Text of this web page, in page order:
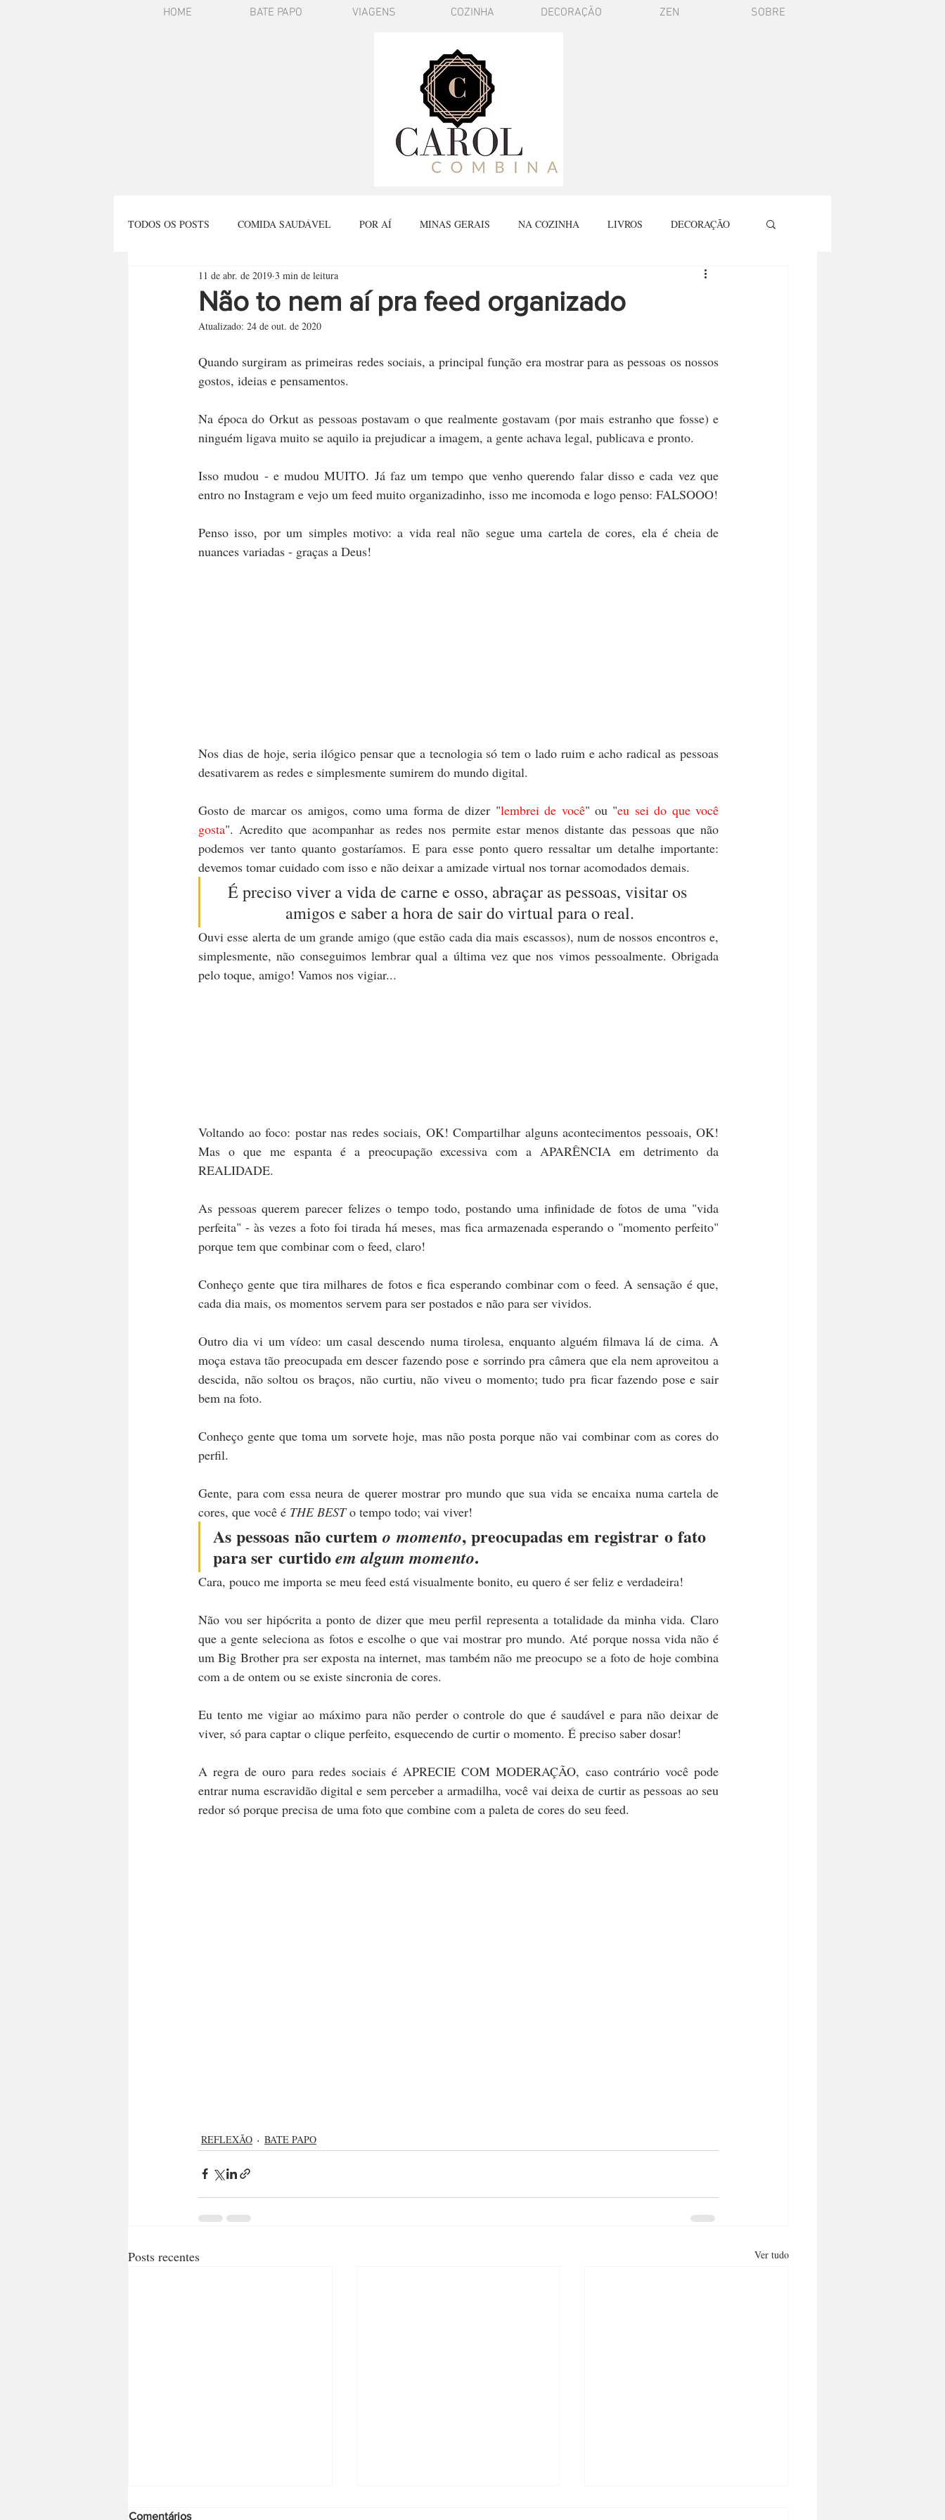
HOME BATE PAPO VIAGENS COZINHA DECORAÇÃO ZEN SOBRE
TODOS OS POSTS COMIDA SAUDÁVEL POR AÍ MINAS GERAIS NA COZINHA LIVROS DECORAÇÃO
REFLEXÃO VIAGENS ESPÍRITO SANTO
Não to nem aí pra feed organizado
11 de abr. de 2019 3 min de leitura
Atualizado: 24 de out. de 2020
Quando surgiram as primeiras redes sociais, a principal função era mostrar para as pessoas os nossos
gostos, ideias e pensamentos.
Na época do Orkut as pessoas postavam o que realmente gostavam (por mais estranho que fosse) e
ninguém ligava muito se aquilo ia prejudicar a imagem, a gente achava legal, publicava e pronto.
Isso mudou - e mudou MUITO. Já faz um tempo que venho querendo falar disso e cada vez que
entro no Instagram e vejo um feed muito organizadinho, isso me incomoda e logo penso: FALSOOO!
Penso isso, por um simples motivo: a vida real não segue uma cartela de cores, ela é cheia de
nuances variadas - graças a Deus!
Nos dias de hoje, seria ilógico pensar que a tecnologia só tem o lado ruim e acho radical as pessoas
desativarem as redes e simplesmente sumirem do mundo digital.
Gosto de marcar os amigos, como uma forma de dizer "lembrei de você" ou "eu sei do que você
gosta". Acredito que acompanhar as redes nos permite estar menos distante das pessoas que não
podemos ver tanto quanto gostaríamos. E para esse ponto quero ressaltar um detalhe importante:
devemos tomar cuidado com isso e não deixar a amizade virtual nos tornar acomodados demais.
É preciso viver a vida de carne e osso, abraçar as pessoas, visitar os
amigos e saber a hora de sair do virtual para o real.
Ouvi esse alerta de um grande amigo (que estão cada dia mais escassos), num de nossos encontros e,
simplesmente, não conseguimos lembrar qual a última vez que nos vimos pessoalmente. Obrigada
pelo toque, amigo! Vamos nos vigiar...
Voltando ao foco: postar nas redes sociais, OK! Compartilhar alguns acontecimentos pessoais, OK!
Mas o que me espanta é a preocupação excessiva com a APARÊNCIA em detrimento da
REALIDADE.
As pessoas querem parecer felizes o tempo todo, postando uma infinidade de fotos de uma "vida
perfeita" - às vezes a foto foi tirada há meses, mas fica armazenada esperando o "momento perfeito"
porque tem que combinar com o feed, claro!
Conheço gente que tira milhares de fotos e fica esperando combinar com o feed. A sensação é que,
cada dia mais, os momentos servem para ser postados e não para ser vividos.
Outro dia vi um vídeo: um casal descendo numa tirolesa, enquanto alguém filmava lá de cima. A
moça estava tão preocupada em descer fazendo pose e sorrindo pra câmera que ela nem aproveitou a
descida, não soltou os braços, não curtiu, não viveu o momento; tudo pra ficar fazendo pose e sair
bem na foto.
Conheço gente que toma um sorvete hoje, mas não posta porque não vai combinar com as cores do
perfil.
Gente, para com essa neura de querer mostrar pro mundo que sua vida se encaixa numa cartela de
cores, que você é THE BEST o tempo todo; vai viver!
As pessoas não curtem o momento, preocupadas em registrar o fato
para ser curtido em algum momento.
Cara, pouco me importa se meu feed está visualmente bonito, eu quero é ser feliz e verdadeira!
Não vou ser hipócrita a ponto de dizer que meu perfil representa a totalidade da minha vida. Claro
que a gente seleciona as fotos e escolhe o que vai mostrar pro mundo. Até porque nossa vida não é
um Big Brother pra ser exposta na internet, mas também não me preocupo se a foto de hoje combina
com a de ontem ou se existe sincronia de cores.
Eu tento me vigiar ao máximo para não perder o controle do que é saudável e para não deixar de
viver, só para captar o clique perfeito, esquecendo de curtir o momento. É preciso saber dosar!
A regra de ouro para redes sociais é APRECIE COM MODERAÇÃO, caso contrário você pode
entrar numa escravidão digital e sem perceber a armadilha, você vai deixa de curtir as pessoas ao seu
redor só porque precisa de uma foto que combine com a paleta de cores do seu feed.
REFLEXÃO BATE PAPO
Posts recentes Ver tudo
Comentários